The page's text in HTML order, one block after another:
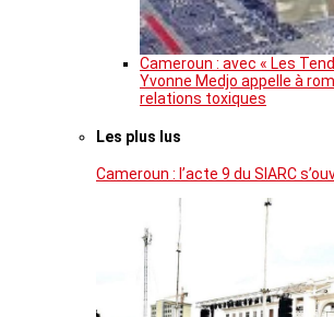
Cameroun : avec « Les
Yvonne Medjo appelle à
relations toxiques
Les plus lus
Cameroun : l’acte 9 du SIARC